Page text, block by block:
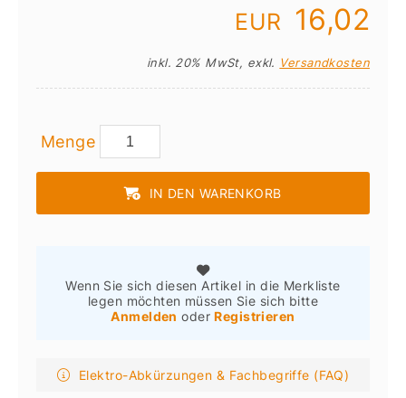
EUR 16,02
inkl. 20% MwSt, exkl. Versandkosten
Menge
IN DEN WARENKORB
Wenn Sie sich diesen Artikel in die Merkliste
legen möchten müssen Sie sich bitte
Anmelden oderRegistrieren
Elektro-Abkürzungen & Fachbegriffe (FAQ)